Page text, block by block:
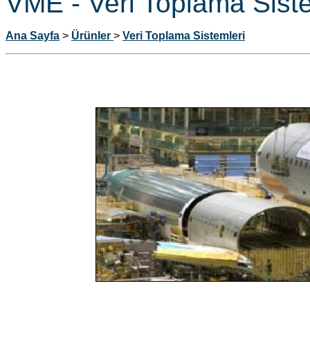
Ana Sayfa > Ürünler > Veri Toplama Sistemleri